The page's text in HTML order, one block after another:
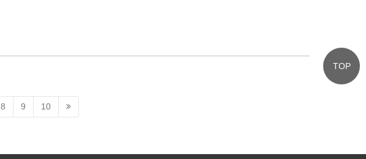
8 9 10
TOP